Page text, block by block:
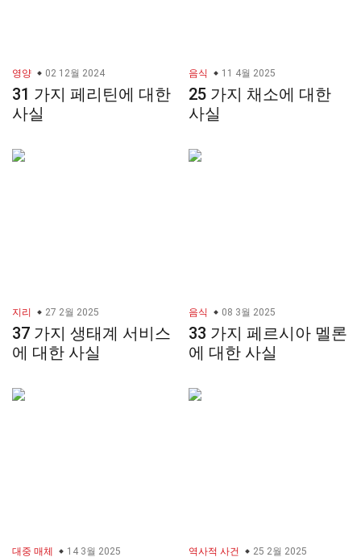
영양 02 12월 2024
31 가지 페리틴에 대한
사실
음식 11 4월 2025
25 가지 채소에 대한
사실
지리 27 2월 2025
37 가지 생태계 서비스
에 대한 사실
음식 08 3월 2025
33 가지 페르시아 멜론
에 대한 사실
대중 매체 14 3월 2025 역사적 사건 25 2월 2025